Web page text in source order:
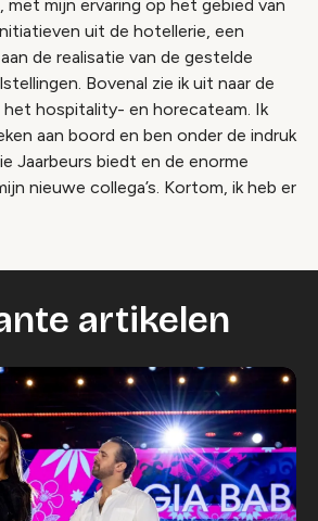
met mijn ervaring op het gebied van
uit de hotellerie, een
de realisatie van de gestelde
Bovenal zie ik uit naar de
het hospitality- en horecateam. Ik
aan boord en ben onder de indruk
Jaarbeurs biedt en de enorme
nieuwe collega’s. Kortom, ik heb er
artikelen